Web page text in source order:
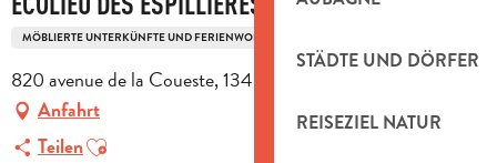
STÄDTE UND DÖRFER
REISEZIEL NATUR
MÖBLIERTE UNTERKÜNFTE UND FERIENWOHNUNGEN
820 avenue de la Coueste, 13400 Aubagne
Anfahrt
TeilenAjouter aux favoris